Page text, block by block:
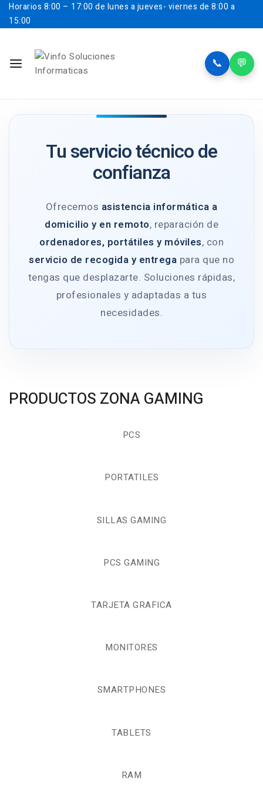
Horarios 8:00 – 17:00 de lunes a jueves- viernes de 8:00 a
15:00
📞 💬
Tu servicio técnico de
confianza
Ofrecemos asistencia informática a
domicilio y en remoto, reparación de
ordenadores, portátiles y móviles, con
servicio de recogida y entrega para que no
tengas que desplazarte. Soluciones rápidas,
profesionales y adaptadas a tus
necesidades.
PRODUCTOS ZONA GAMING
PCS
PORTATILES
SILLAS GAMING
PCS GAMING
TARJETA GRAFICA
MONITORES
SMARTPHONES
TABLETS
RAM